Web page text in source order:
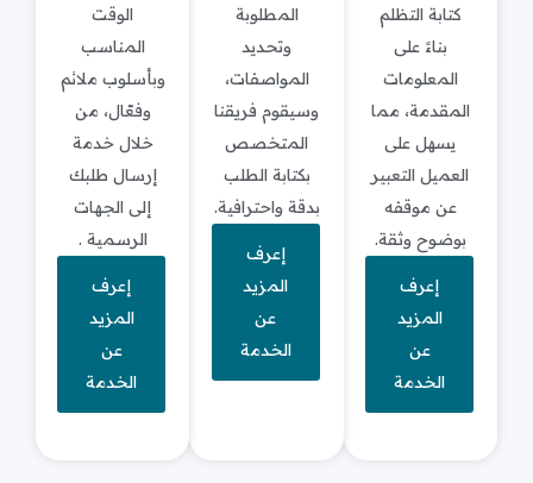
كتابة التظلم
بناءً على
المعلومات
المقدمة، مما
يسهل على
العميل التعبير
عن موقفه
بوضوح وثقة.
إعرف
المزيد
عن
الخدمة
المطلوبة
وتحديد
المواصفات،
وسيقوم فريقنا
المتخصص
بكتابة الطلب
بدقة واحترافية.
إعرف
المزيد
عن
الخدمة
الوقت
المناسب
وبأسلوب ملائم
وفعّال، من
خلال خدمة
إرسال طلبك
إلى الجهات
الرسمية .
إعرف
المزيد
عن
الخدمة